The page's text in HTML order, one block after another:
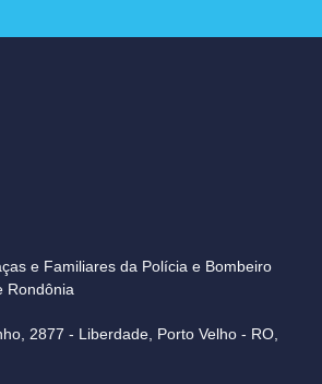
e Familiares da Polícia e Bombeiro
Rondônia
2877 - Liberdade, Porto Velho - RO,